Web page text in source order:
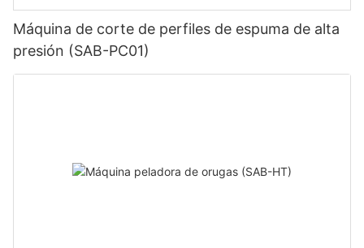
Máquina de corte de perfiles de espuma de alta
presión (SAB-PC01)